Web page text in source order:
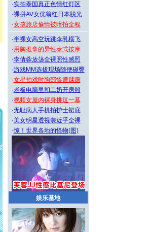
·实拍泰国真正色情红灯区
·裸拼AV女优翁红日本脱光
·女孩旅店偷情被暗拍全程
·半裸女高空玩跳伞乳横飞
·用胸推拿的异性泰式按摩
·李倩蓉放荡全裸照性感照
·游戏MM选拔现场随便碰臀
·女星拍戏时胸部惨遭蹂躏
·老板电脑里和二奶开房照
·视频女屋内裸身挑逗一幕
·无耻病人手机拍护士裙底
·美女明星透视装近乎全裸
·惊！世界各地的怪物(图)
娱乐基地